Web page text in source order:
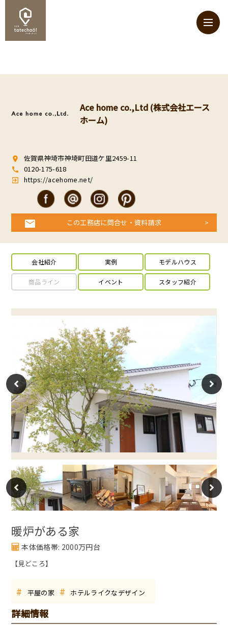
Ace home co.,Ltd (株式会社エース
ホーム)
room 佐賀県神埼市神埼町田道ケ里2459-11
call 0120-175-618
exit_to_app https://acehome.net/
この工務店に問合せ・資料請求
会社紹介 実例 モデルハウス
商品ライン イベント スタッフ紹介
暖炉がある家
本体価格帯: 2000万円台
【見どころ】
# 平屋の家 # ホテルライクなデザイン
詳細情報